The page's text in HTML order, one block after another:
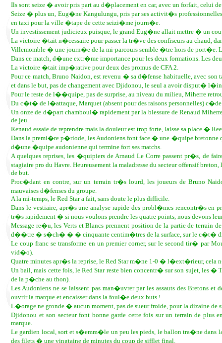
Ils sont seize � avoir pris part au d�placement en car, avec un forfait, celui
Seize � plus un, Eug�ne Kangulungu, pris par ses activit�s
en taxi pour la ville �tape de cette seizi�me journ�e.
Un investissement judicieux puisque, le grand Eug�ne allait mettre � un
La victoire �tait n�cessaire pour passer la tr�ve des confiseurs au chaud,
Villemomble � une journ�e de la mi-parcours semble �tre hors de
Dans ce match, d�une extr�me importance pour les deux formations. Les
La victoire �tait imp�rative pour deux des promus de CFA 2.
Pour ce match, Bruno Naidon, est revenu � sa d�fense habituelle, avec
et dans le but, pas de changement avec Djidonou, le seul a avoir disput�
Pour le reste de l��quipe, pas de surprise, au niveau du milieu, Miherre
Du c�t� de l�attaque, Marquet (absent pour des raisons personnelles)
Un onze de d�part chamboul� rapidement par la blessure de Renaud
de jeu.
Renaud essaie de reprendre mais la douleur est trop forte, laisse sa place �
Dans la premi�re p�riode, les Audoniens font face � une �quipe
d�une �quipe audonienne qui termine fort ses matchs.
A quelques reprises, les �quipiers de Arnaud Le Corre passent pr�s, de
stagiaire pro du Havre. Heureusement la maladresse du secteur offensif
de but.
Proc�dant en contre, sur un terrain tr�s lourd, les joueurs de Bruno
mauvaises d�fenses du groupe.
A la mi-temps, le Red Star a fait, sans doute le plus difficile.
Dans le vestiaire, apr�s une analyse rapide des probl�mes rencontr�s en
tr�s rapidement � si nous voulons prendre les quatre points, nous devons
Message re�u, les Verts et Blancs prennent position de la partie de terrain
d��tre � s�ch� � � cinquante centim�tres de la surface, sur le c�t�
Le coup franc se transforme en un premier corner, sur le second tir� par
vid�o).
Quatre minutes apr�s la reprise, le Red Star m�ne 1-0 � l�ext�rieur,
Un bail, mais cette fois, le Red Star reste bien concentr� sur son sujet, les
de la p�che au thon).
Les Audoniens ne se laissent pas man�uvrer par les assauts des Bretons
ouvrir la marque et encaisser dans la foul�e deux buts !
L�orage ne gronde � aucun moment, pas de sueur froide, pour la dizaine de
Djidonou et son secteur font bonne garde cette fois sur un terrain de
marque.
Le gardien local, sort et s�emm�le un peu les pieds, le ballon tra�ne dans
des filets � une vingtaine de minutes du coup de sifflet final.